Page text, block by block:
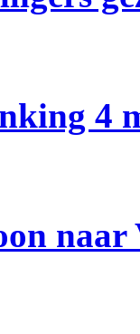
4
naar